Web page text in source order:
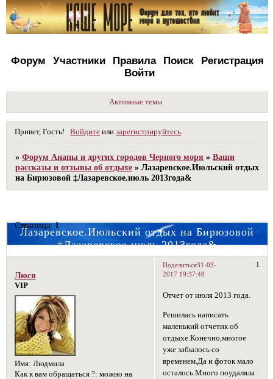
Форум Участники Правила Поиск
Регистрация
Войти
Активные темы
Привет, Гость! Войдите илизарегистрируйтесь
»Форум Анапы и других городов Черного моря »Ваши
рассказы и отзывы об отдыхе »Лазаревское.Июльский отдых
на Бирюзовой ‡Лазаревское.июль 2013года&
Лазаревское.Июльский отдых на Бирюзовой
‡Лазаревское.июль 2013года&
Страница:1
Поделиться 1
31-03-
2017 19:37:48
Люся
VIP
Имя: Людмила
Как к вам обращаться ?: можно на
Отчет от июля 2013 года.
Решилась написать
маленький отчетик об
отдыхе.Конечно,многое
уже забылось со
временем.Да и фоток мало
осталось.Много поудаляла